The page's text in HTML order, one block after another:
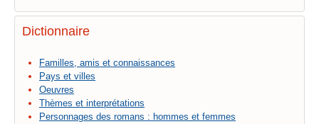
Dictionnaire
Familles, amis et connaissances
Pays et villes
Oeuvres
Thèmes et interprétations
Personnages des romans : hommes et femmes